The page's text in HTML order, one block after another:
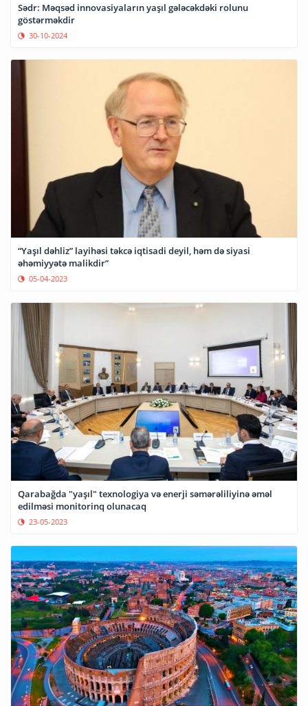
Sədr: Məqsəd innovasiyaların yaşıl gələcəkdəki rolunu
göstərməkdir
30-10-2024
“Yaşıl dəhliz” layihəsi təkcə iqtisadi deyil, həm də siyasi
əhəmiyyətə malikdir”
05-04-2023
Qarabağda "yaşıl" texnologiya və enerji səmərəliliyinə əməl
edilməsi monitorinq olunacaq
23-05-2023